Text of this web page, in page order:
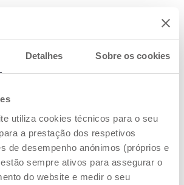
Detalhes Sobre os cookies
utiliza cookies técnicos para o seu
a prestação dos respetivos
de desempenho anónimos (próprios e
sempre ativos para assegurar o
do website e medir o seu
ao regulador na parte de trás